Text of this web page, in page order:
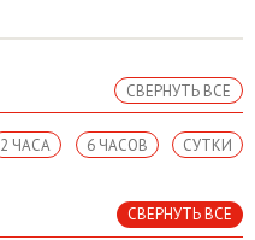
СВЕРНУТЬ ВСЕ
СУТКИ
6 ЧАСОВ
2 ЧАСА
СВЕРНУТЬ ВСЕ